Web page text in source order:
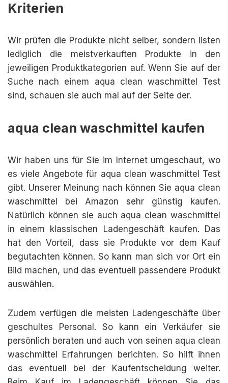
Kriterien
Wir prüfen die Produkte nicht selber, sondern listen
lediglich die meistverkauften Produkte in den
jeweiligen Produktkategorien auf. Wenn Sie auf der
Suche nach einem aqua clean waschmittel Test
sind, schauen sie auch mal auf der Seite der.
aqua clean waschmittel kaufen
Wir haben uns für Sie im Internet umgeschaut, wo
es viele Angebote für aqua clean waschmittel Test
gibt. Unserer Meinung nach können Sie aqua clean
waschmittel bei Amazon sehr günstig kaufen.
Natürlich können sie auch aqua clean waschmittel
in einem klassischen Ladengeschäft kaufen. Das
hat den Vorteil, dass sie Produkte vor dem Kauf
begutachten können. So kann man sich vor Ort ein
Bild machen, und das eventuell passendere Produkt
auswählen.
Zudem verfügen die meisten Ladengeschäfte über
geschultes Personal. So kann ein Verkäufer sie
persönlich beraten und auch von seinen aqua clean
waschmittel Erfahrungen berichten. So hilft ihnen
das eventuell bei der Kaufentscheidung weiter.